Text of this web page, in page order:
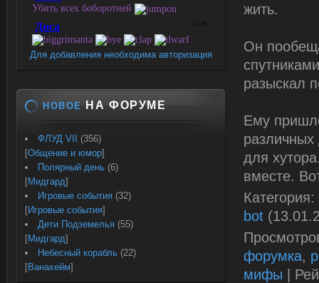
жить.
Он
разыскал
Ему
для
вместе.
Категория:
bot
форумка,
мифы
Для добавления необходима авторизация
НОВОЕ НА ФОРУМЕ
ФЛУД VII
(356)
[Общение и юмор]
Полярный день (6)
[Мидгард]
Игровые события (32)
[Игровые события]
Дети Подземелья (55)
[Мидгард]
Небесный корабль (22)
[Ванахейм]